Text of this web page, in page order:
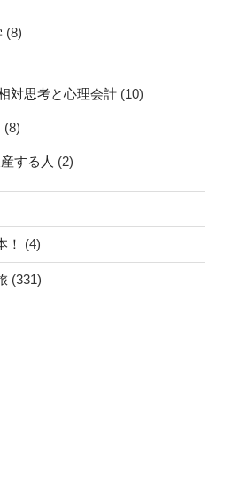
(8)
対思考と心理会計 (10)
(8)
する人 (2)
！ (4)
(331)